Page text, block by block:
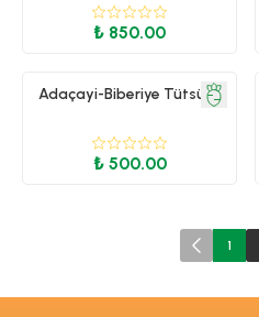
₺ 850.00
Adaçayi-Biberiye Tütsüsü
₺ 500.00
1